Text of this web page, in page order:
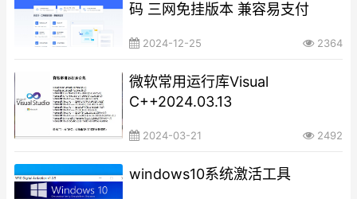
码 三网免挂版本 兼容易支付
2024-12-25 2364
微软常用运行库Visual
C++2024.03.13
2024-03-21 2492
windows10系统激活工具